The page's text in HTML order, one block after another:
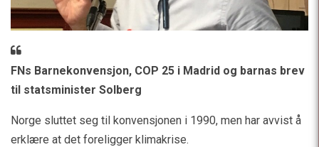
FNs Barnekonvensjon, COP 25 i Madrid og barnas brev
til statsminister Solberg
Norge sluttet seg til konvensjonen i 1990, men har avvist å
erklære at det foreligger klimakrise.